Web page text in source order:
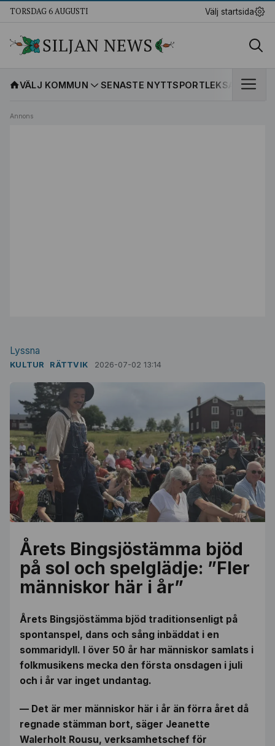
TORSDAG 6 AUGUSTI Välj startsida
VÄLJ KOMMUN SENASTE NYTTSPORTLEKSANDS IF
Annons
Lyssna
KULTUR RÄTTVIK 2026-07-02 13:14
Årets Bingsjöstämma bjöd
på sol och spelglädje: ”Fler
människor här i år”
Årets Bingsjöstämma bjöd traditionsenligt på
spontanspel, dans och sång inbäddat i en
sommaridyll. I över 50 år har människor samlats i
folkmusikens mecka den första onsdagen i juli
och i år var inget undantag.
— Det är mer människor här i år än förra året då
regnade stämman bort, säger Jeanette
Walerholt Rousu, verksamhetschef för